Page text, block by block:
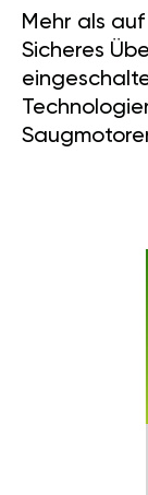
Mehr als
Sicheres